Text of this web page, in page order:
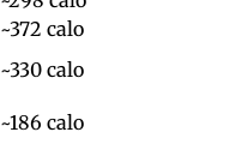
~372 calo
~330 calo
~186 calo